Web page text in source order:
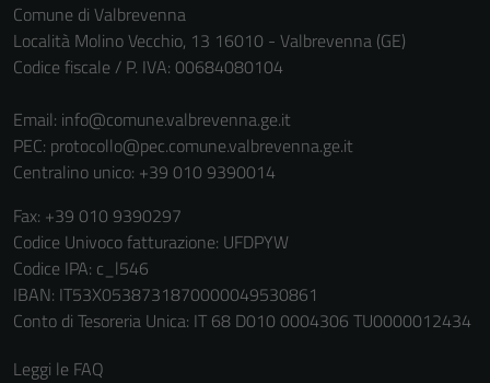
Comune di Valbrevenna
Località Molino Vecchio, 13 16010 - Valbrevenna (GE)
Codice fiscale / P. IVA: 00684080104
Email: info@comune.valbrevenna.ge.it
PEC: protocollo@pec.comune.valbrevenna.ge.it
Centralino unico: +39 010 9390014
Fax: +39 010 9390297
Codice Univoco fatturazione: UFDPYW
Codice IPA: c_l546
IBAN: IT53X0538731870000049530861
Conto di Tesoreria Unica: IT 68 D010 0004306 TU0000012434
Leggi le FAQ